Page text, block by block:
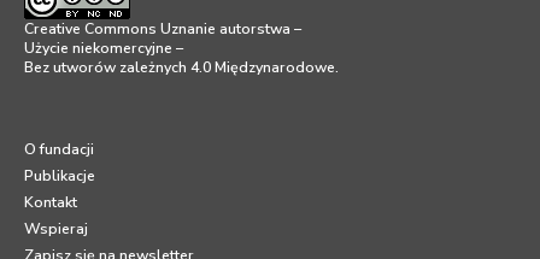
Creative Commons Uznanie autorstwa –
Użycie niekomercyjne –
Bez utworów zależnych 4.0 Międzynarodowe.
O fundacji
Publikacje
Kontakt
Wspieraj
Zapisz się na newsletter